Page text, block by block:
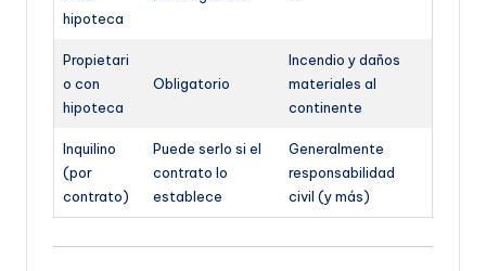
hipoteca
Propietari
o con
hipoteca
Obligatorio
Incendio y daños
materiales al
continente
Inquilino
(por
contrato)
Puede serlo si el
contrato lo
establece
Generalmente
responsabilidad
civil (y más)